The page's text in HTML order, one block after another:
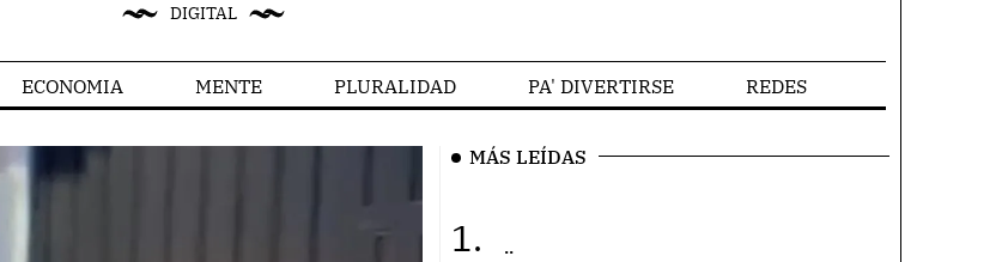
DIGITAL
ECONOMIA MENTE PLURALIDAD PA' DIVERTIRSE REDES
MÁS LEÍDAS
1. ..